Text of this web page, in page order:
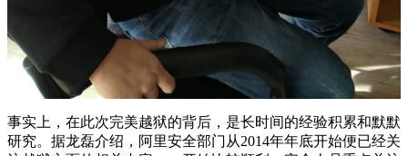
事实上，在此次完美越狱的背后，是长时间的经验积累和默默
研究。据龙磊介绍，阿里安全部门从2014年年底开始便已经关